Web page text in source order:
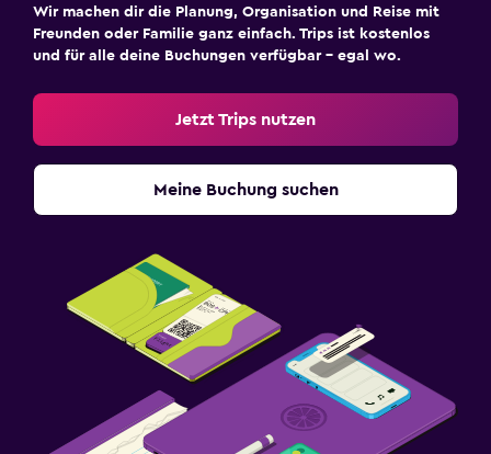
Wir machen dir die Planung, Organisation und Reise mit
Freunden oder Familie ganz einfach. Trips ist kostenlos
und für alle deine Buchungen verfügbar – egal wo.
Jetzt Trips nutzen
Meine Buchung suchen